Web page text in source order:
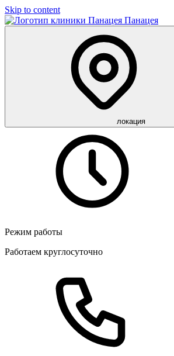
Skip to content
Панацея
локация
Режим работы
Работаем круглосуточно